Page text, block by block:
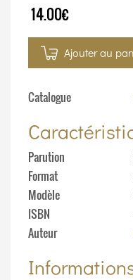
14.00€
Ajouter au
Catalogue
Parution
Format
Modèle
ISBN
Auteur